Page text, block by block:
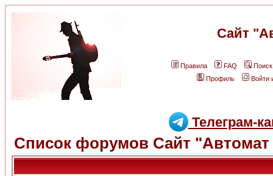
Сайт
Правила FAQ
Поиск
Профиль
Войти
Телеграм-
Список форумов Сайт "Автомат